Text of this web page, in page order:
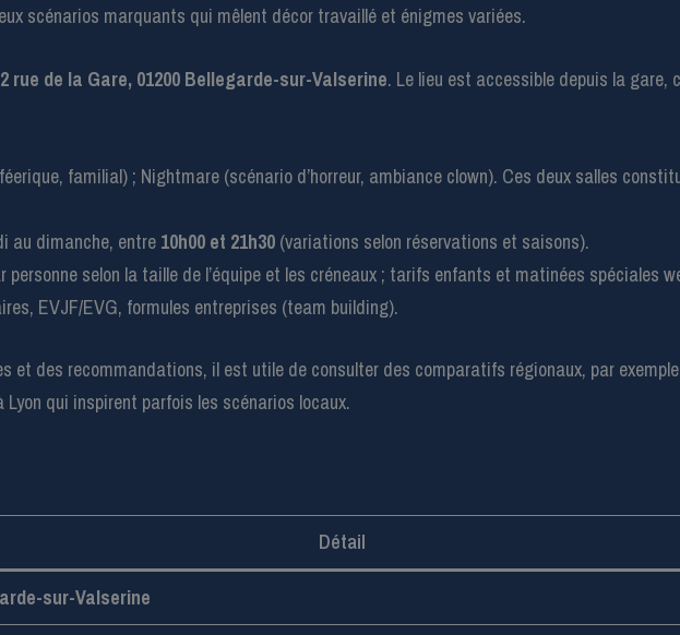
scénarios marquants qui mêlent décor travaillé et énigmes variées.
rue de la Gare, 01200 Bellegarde-sur-Valserine. Le lieu est accessible depuis la gare,
familial) ; Nightmare (scénario d’horreur, ambiance clown). Ces deux salles
au dimanche, entre10h00 et 21h30 (variations selon réservations et saisons).
personne selon la taille de l’équipe et les créneaux ; tarifs enfants et matinées spéciales
EVJF/EVG, formules entreprises (team building).
et des recommandations, il est utile de consulter des comparatifs régionaux, par
qui inspirent parfois les scénarios locaux.
Détail
sur-Valserine